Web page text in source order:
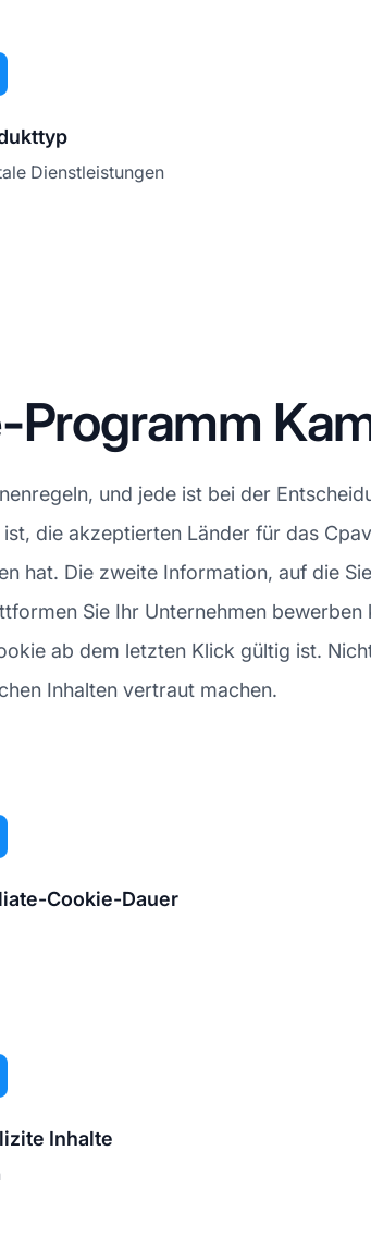
Dienstleistungen
und jede ist bei der
die akzeptierten Länder für das
hat. Die zweite Information, auf die
Sie Ihr Unternehmen
ab dem letzten Klick gültig ist.
Inhalten vertraut machen.
Cookie-Dauer
Inhalte